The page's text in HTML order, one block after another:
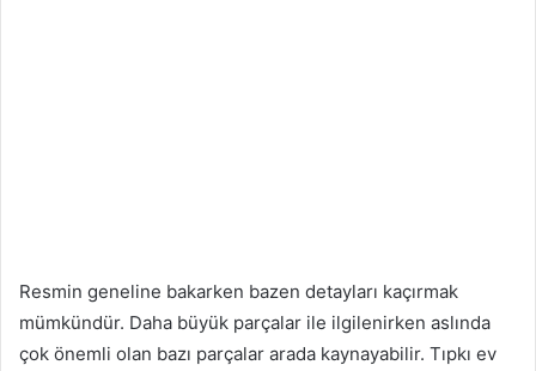
Resmin geneline bakarken bazen detayları kaçırmak
mümkündür. Daha büyük parçalar ile ilgilenirken aslında
çok önemli olan bazı parçalar arada kaynayabilir. Tıpkı ev